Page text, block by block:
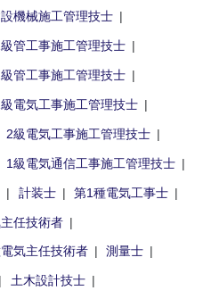
機械施工管理技士
管工事施工管理技士
管工事施工管理技士
電気工事施工管理技士
2級電気工事施工管理技士
1級電気通信工事施工管理技士
計装士
第1種電気工事士
任技術者
気主任技術者
測量士
土木設計技士